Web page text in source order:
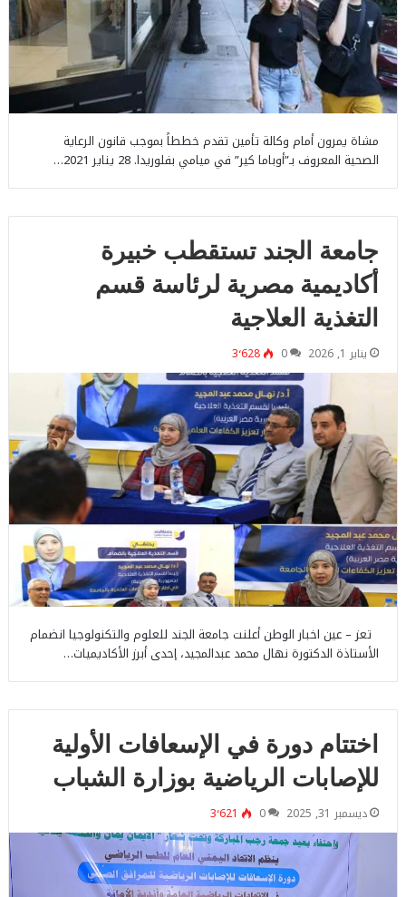
مشاة يمرون أمام وكالة تأمين تقدم خططاً بموجب قانون الرعاية
الصحية المعروف بـ”أوباما كير” في ميامي بفلوريدا. 28 يناير 2021…
جامعة الجند تستقطب خبيرة
أكاديمية مصرية لرئاسة قسم
التغذية العلاجية
يناير 1, 2026 0 3٬628
تعز – عين اخبار الوطن أعلنت جامعة الجند للعلوم والتكنولوجيا انضمام
الأستاذة الدكتورة نهال محمد عبدالمجيد، إحدى أبرز الأكاديميات…
اختتام دورة في الإسعافات الأولية
للإصابات الرياضية بوزارة الشباب
ديسمبر 31, 2025 0 3٬621